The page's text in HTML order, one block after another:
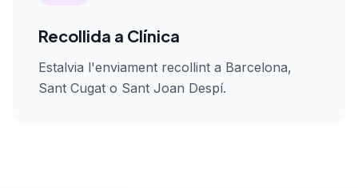
Recollida a Clínica
Estalvia l'enviament recollint a Barcelona,
Sant Cugat o Sant Joan Despí.